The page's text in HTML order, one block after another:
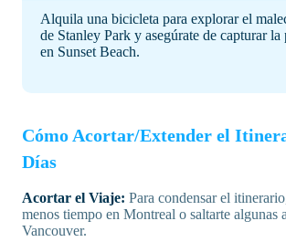
Alquila una bicicleta para explorar el
de Stanley Park y asegúrate de capturar la
en Sunset Beach.
Cómo Acortar/Extender el
Días
Acortar el Viaje: Para condensar el
menos tiempo en Montreal o saltarte algunas
Vancouver.